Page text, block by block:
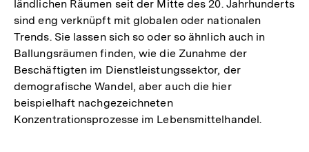
Viele der hier aufgezeigten Entwicklungen in
ländlichen Räumen seit der Mitte des 20. Jahrhunderts
sind eng verknüpft mit globalen oder nationalen
Trends. Sie lassen sich so oder so ähnlich auch in
Ballungsräumen finden, wie die Zunahme der
Beschäftigten im Dienstleistungssektor, der
demografische Wandel, aber auch die hier